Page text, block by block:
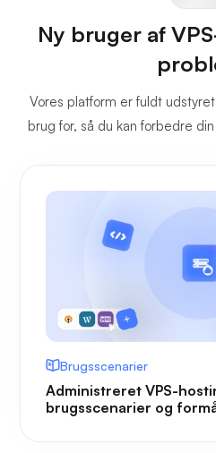
Ny bruger af
Vores platform er fuldt
brug for, så du kan forbedre
Brugsscenarier
Administreret VPS-
brugsscenarier og